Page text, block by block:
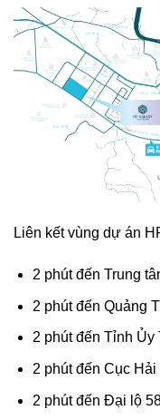
Liên kết vùng dự án
2 phút đến Trung
2 phút đến Quảng
2 phút đến Tỉnh Ủy
2 phút đến Cục
2 phút đến Đại lộ